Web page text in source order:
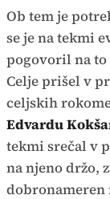
Ob tem je
se je na tekmi
pogovoril na to
Celje prišel v
celjskih
Edvardu
tekmi srečal v
na njeno držo,
dobronameren